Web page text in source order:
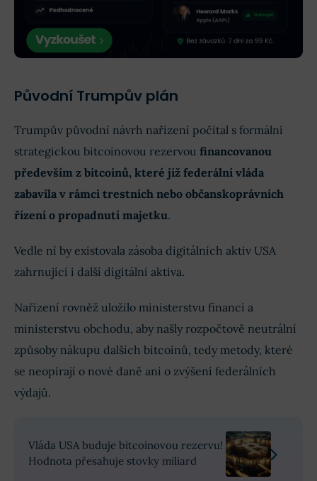
Původní Trumpův plán
Trumpův původní návrh nařízení počítal s formální
strategickou bitcoinovou rezervou financovanou
především z bitcoinů, které již federální vláda
zabavila v rámci trestních nebo občanskoprávních
řízení o propadnutí majetku.
Vedle ní by existovala zásoba digitálních aktiv USA
zahrnující i další digitální aktiva.
Nařízení rovněž uložilo ministerstvu financí a
ministerstvu obchodu, aby našly rozpočtově neutrální
způsoby nákupu dalších bitcoinů, tedy metody, které
se neopírají o nové daně ani o zvýšení federálních
výdajů.
Vláda USA buduje bitcoinovou rezervu!
Hodnota přesahuje stovky miliard